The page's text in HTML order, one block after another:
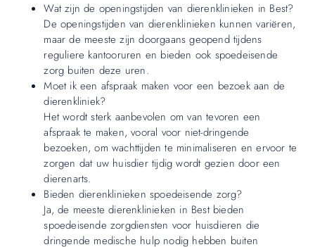
Wat zijn de openingstijden van dierenklinieken in Best?
De openingstijden van dierenklinieken kunnen variëren,
maar de meeste zijn doorgaans geopend tijdens
reguliere kantooruren en bieden ook spoedeisende
zorg buiten deze uren.
Moet ik een afspraak maken voor een bezoek aan de
dierenkliniek?
Het wordt sterk aanbevolen om van tevoren een
afspraak te maken, vooral voor niet-dringende
bezoeken, om wachttijden te minimaliseren en ervoor te
zorgen dat uw huisdier tijdig wordt gezien door een
dierenarts.
Bieden dierenklinieken spoedeisende zorg?
Ja, de meeste dierenklinieken in Best bieden
spoedeisende zorgdiensten voor huisdieren die
dringende medische hulp nodig hebben buiten